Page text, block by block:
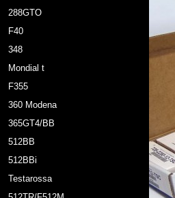
288GTO
F40
348
Mondial t
F355
360 Modena
365GT4/BB
512BB
512BBi
Testarossa